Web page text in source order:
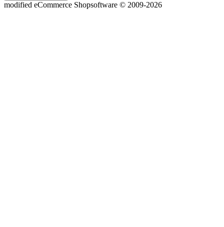
modified eCommerce Shopsoftware © 2009-2026